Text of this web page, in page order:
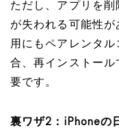
ただし、アプリを
が失われる可能性
用にもペアレンタ
合、再インストー
要です。
裏ワザ2：iPhoneの